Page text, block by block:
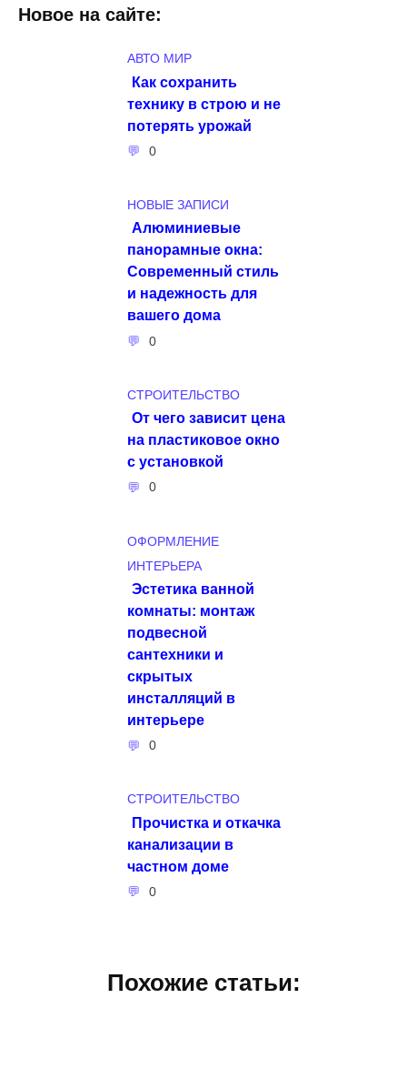
Новое на сайте:
АВТО МИР
Как сохранить
технику в строю и не
потерять урожай
0
НОВЫЕ ЗАПИСИ
Алюминиевые
панорамные окна:
Современный стиль
и надежность для
вашего дома
0
СТРОИТЕЛЬСТВО
От чего зависит цена
на пластиковое окно
с установкой
0
ОФОРМЛЕНИЕ
ИНТЕРЬЕРА
Эстетика ванной
комнаты: монтаж
подвесной
сантехники и
скрытых
инсталляций в
интерьере
0
СТРОИТЕЛЬСТВО
Прочистка и откачка
канализации в
частном доме
0
Похожие статьи: